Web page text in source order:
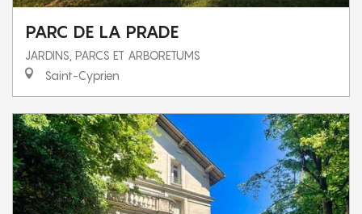
PARC DE LA PRADE
JARDINS, PARCS ET ARBORETUMS
Saint-Cyprien